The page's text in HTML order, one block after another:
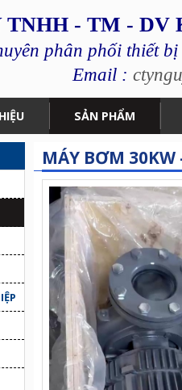
TNHH - TM -
phân phối thiết
Email :
SẢN PHẨM
MÁY BƠM 30KW